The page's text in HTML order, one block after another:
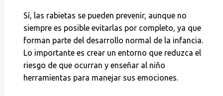
Sí, las rabietas se pueden prevenir, aunque no
siempre es posible evitarlas por completo, ya que
forman parte del desarrollo normal de la infancia.
Lo importante es crear un entorno que reduzca el
riesgo de que ocurran y enseñar al niño
herramientas para manejar sus emociones.